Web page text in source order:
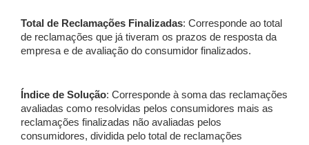
Total de Reclamações Finalizadas: Corresponde ao total
de reclamações que já tiveram os prazos de resposta da
empresa e de avaliação do consumidor finalizados.
Índice de Solução: Corresponde à soma das reclamações
avaliadas como resolvidas pelos consumidores mais as
reclamações finalizadas não avaliadas pelos
consumidores, dividida pelo total de reclamações